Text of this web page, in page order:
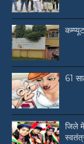
61
जिले